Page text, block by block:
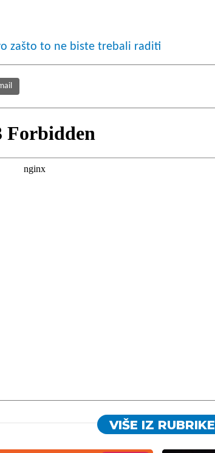
zašto to ne biste trebali raditi
VIŠE IZ RUBRIKE